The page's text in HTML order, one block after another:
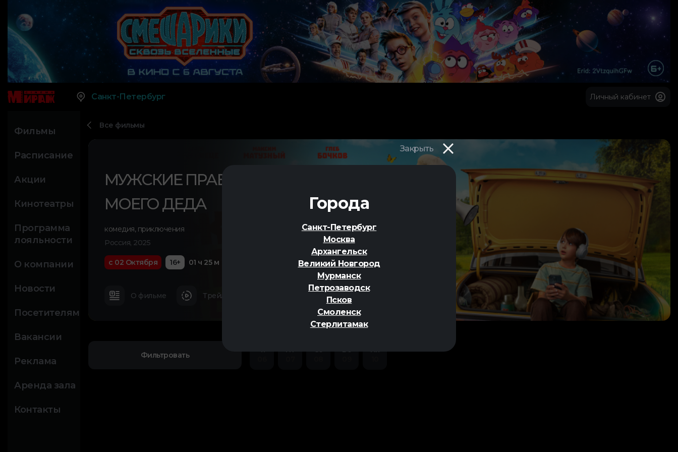
Закрыть
Города
Санкт-Петербург
Москва
Архангельск
Великий Новгород
Мурманск
Петрозаводск
Псков
Смоленск
Стерлитамак
Санкт-Петербург Личный кабинет
Фильмы
Расписание
Акции
Кинотеатры
Программа
лояльности
О компании
Новости
Посетителям
Вакансии
Реклама
Аренда зала
Контакты
Все фильмы
МУЖСКИЕ ПРАВИЛА
МОЕГО ДЕДА
комедия,приключения
Россия, 2025
с 02 Октября 16+ 01 ч 25 м
О фильме Трейлер
Фильтровать
Чт
Пт
Сб
Вс
Пн